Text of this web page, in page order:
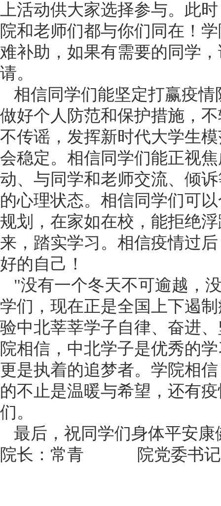
上活动供大家选择参与。此
院和老师们都与你们同在！
难补助，如果有需要的同学
请。
相信同学们能坚定打赢疫
做好个人防范和保护措施，
不传谣，发挥新时代大学生
会稳定。相信同学们能正视
动、与同学和老师交流、倾
的心理状态。相信同学们可
规划，在家如在校，能拒绝
来，踏实学习。相信疫情过
好的自己！
"没有一个冬天不可逾越，
学们，现在正是全国上下遏
验中北莘莘学子自律、奋进
院相信，中北学子是优秀的
更是执着的追梦者。学院相
的不止是温暖与希望，还有
们。
最后，祝同学们身体平安
院长：常青 院党委书记